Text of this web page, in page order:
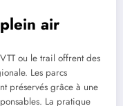
air
ou le trail offrent des
Les parcs
préservés grâce à une
La pratique